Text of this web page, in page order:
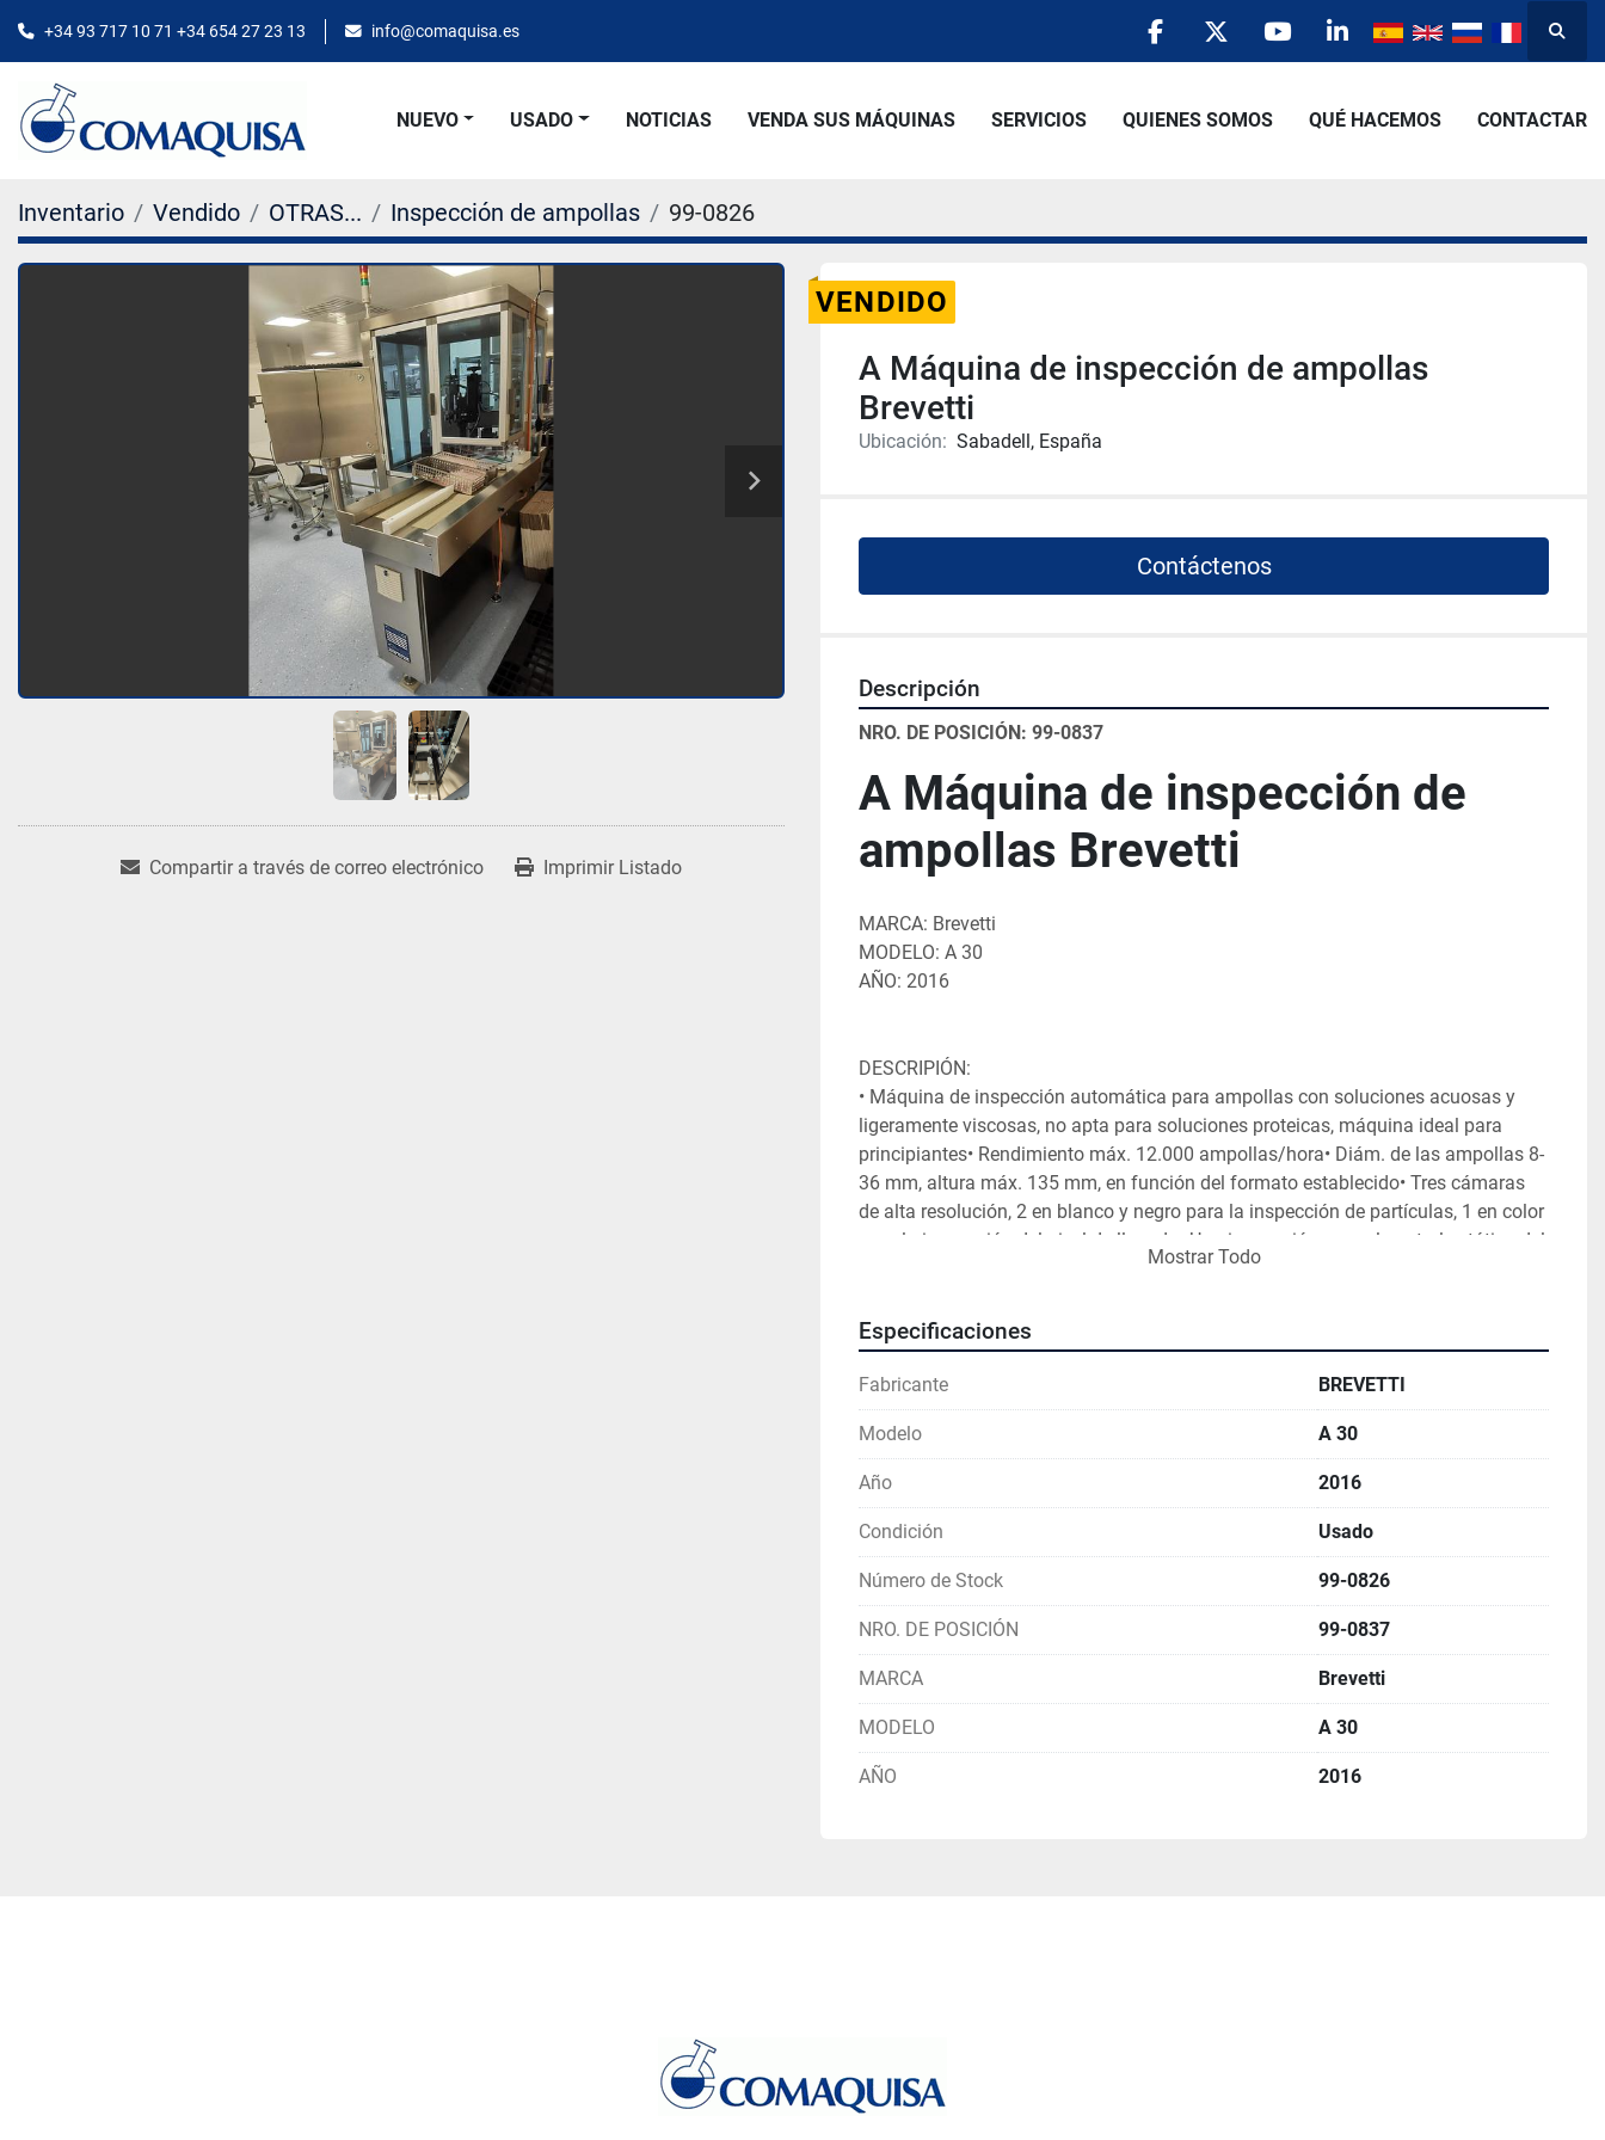
+34 93 717 10 71 +34 654 27 23 13 info@comaquisa.es
facebooktwitteryoutubelinkedin
NUEVO USADO NOTICIAS VENDA SUS MÁQUINAS SERVICIOS QUIENES SOMOS QUÉ HACEMOS CONTACTAR
Inventario Vendido OTRAS... Inspección de ampollas 99-0826
Compartir a través de correo electrónico Imprimir Listado
VENDIDO
A Máquina de inspección de ampollas
Brevetti
Ubicación: Sabadell, España
Contáctenos
Descripción
NRO. DE POSICIÓN: 99-0837
A Máquina de inspección de
ampollas Brevetti
MARCA: Brevetti
MODELO: A 30
AÑO: 2016
DESCRIPIÓN:
• Máquina de inspección automática para ampollas con soluciones acuosas y
ligeramente viscosas, no apta para soluciones proteicas, máquina ideal para
principiantes• Rendimiento máx. 12.000 ampollas/hora• Diám. de las ampollas 8-
36 mm, altura máx. 135 mm, en función del formato establecido• Tres cámaras
de alta resolución, 2 en blanco y negro para la inspección de partículas, 1 en color
para la inspección del nivel de llenado
• Una inspección para el control estático del
extremo de la ampolla (forma, código de color del anillo)
color y punto de rotura predeterminado)
1+2 ml (Ø 10,75 mm), 5 ml (diám.m. 14,75 mm), 10 ml (diám. 17,75 mm)• Carga
de las ampollas manualmente a través de casetes
• Salida en cinta transportadora
de una vía de las ampollas buenas hacia la máquina posterior (aprox. 300 mm de
largo)• Expulsión de ampollas defectuosas en casetes estándar de Brevetii
Siemens S7-300
• HMI Siemens Simatic, Idiomas del menú Alemán + inglés
Brevetti en 02/2023
• Se suministra documentación de cualificación
horas de funcionamiento!
• La máquina se encuentra en las instalaciones del operador en Suiza y puede
inspeccionarse allí
Mostrar Todo
Especificaciones
Fabricante BREVETTI
Modelo A 30
Año 2016
Condición Usado
Número de Stock 99-0826
NRO. DE POSICIÓN 99-0837
MARCA Brevetti
MODELO A 30
AÑO 2016